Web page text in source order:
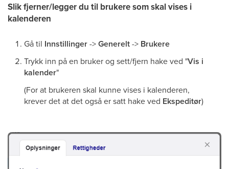
Slik fjerner/legger du til brukere som skal vises i
kalenderen
Gå til Innstillinger->Generelt-> Brukere
Trykk inn på en bruker og sett/fjern hake ved "Vis i
kalender"
(For at brukeren skal kunne vises i kalenderen,
krever det at det også er satt hake ved Ekspeditør)